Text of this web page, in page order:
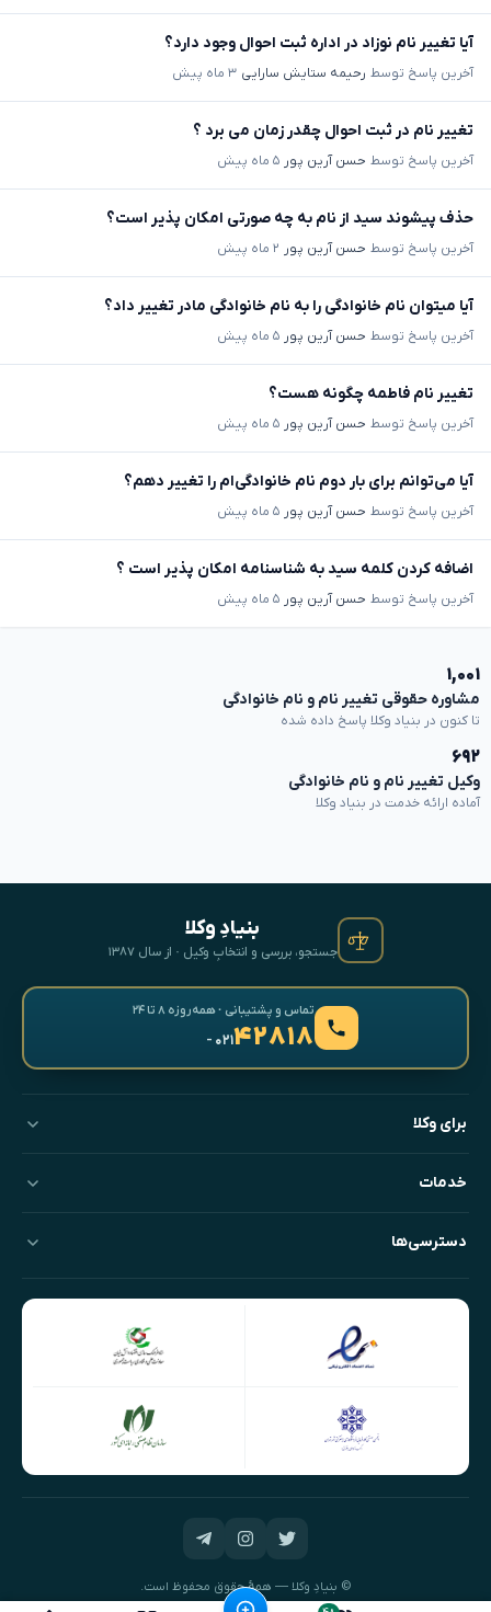
آیا تغییر نام نوزاد در اداره ثبت احوال وجود دارد؟
آخرین پاسخ توسط رحیمه ستایش سارایی ۳ ماه پیش
تغییر نام در ثبت احوال چقدر زمان می برد ؟
آخرین پاسخ توسط حسن آرین پور ۵ ماه پیش
حذف پیشوند سید از نام به چه صورتی امکان پذیر است؟
آخرین پاسخ توسط حسن آرین پور ۲ ماه پیش
آیا میتوان نام خانوادگی را به نام خانوادگی مادر تغییر داد؟
آخرین پاسخ توسط حسن آرین پور ۵ ماه پیش
تغییر نام فاطمه چگونه هست؟
آخرین پاسخ توسط حسن آرین پور ۵ ماه پیش
آیا می‌توانم برای بار دوم نام خانوادگی‌ام را تغییر دهم؟
آخرین پاسخ توسط حسن آرین پور ۵ ماه پیش
اضافه کردن کلمه سید به شناسنامه امکان پذیر است ؟
آخرین پاسخ توسط حسن آرین پور ۵ ماه پیش
۱,۰۰۱
مشاوره حقوقی تغییر نام و نام خانوادگی
تا کنون در بنیاد وکلا پاسخ داده شده
۶۹۲
وکیل تغییر نام و نام خانوادگی
آماده ارائه خدمت در بنیاد وکلا
بنیادِ وکلا
جستجو، بررسی و انتخابِ وکیل · از سال ۱۳۸۷
تماس و پشتیبانی · همه‌روزه ۸ تا ۲۴
۴۲۸۱۸- ۰۲۱
برای وکلا
خدمات
دسترسی‌ها
© بنیادِ وکلا — همهٔ حقوق محفوظ است.